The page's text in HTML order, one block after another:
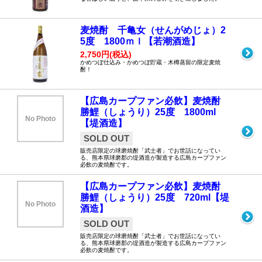
麦焼酎 千亀女（せんがめじょ）2
5度 1800ｍｌ【若潮酒造】
2,750円(税込)
かめつぼ仕込み・かめつぼ貯蔵・木樽蒸留の限定麦焼
酎！
No Photo
【広島カープファン必飲】麦焼酎
勝鯉（しょうり）25度 1800ml
【堤酒造】
SOLD OUT
販売店限定の球磨焼酎「武士者」でお世話になってい
る、熊本県球磨郡の堤酒造が製造する広島カープファン
必飲の麦焼酎です。
No Photo
【広島カープファン必飲】麦焼酎
勝鯉（しょうり）25度 720ml【堤
酒造】
SOLD OUT
販売店限定の球磨焼酎「武士者」でお世話になってい
る、熊本県球磨郡の堤酒造が製造する広島カープファン
必飲の麦焼酎です。